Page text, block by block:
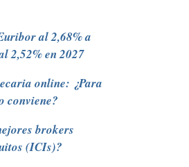
al 2,68% a
2,52% en 2027
online: ¿Para
conviene?
brokers
(ICIs)?